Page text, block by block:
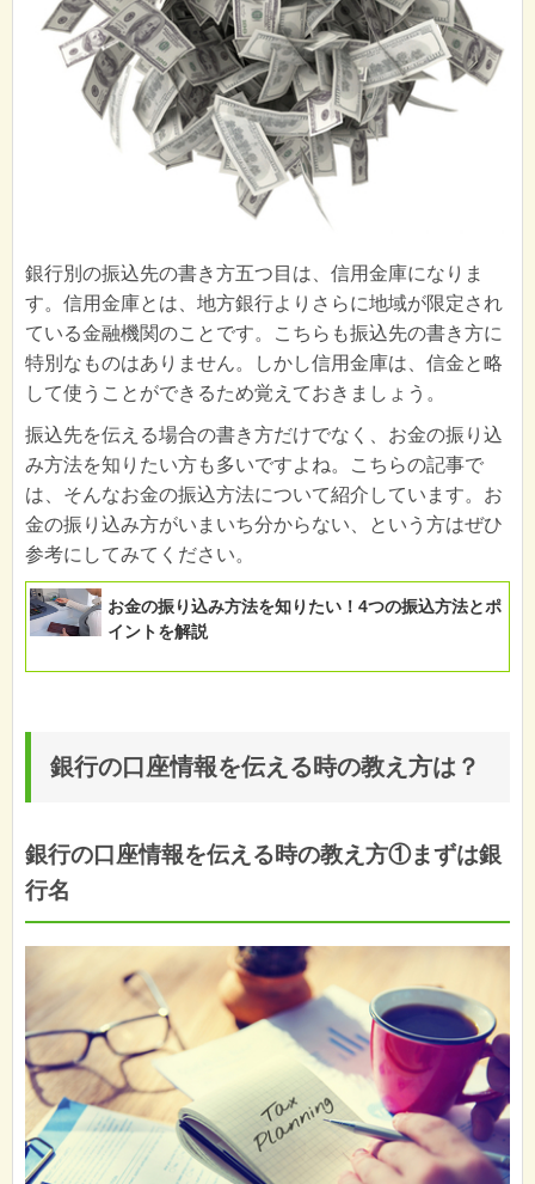
銀行別の振込先の書き方五つ目は、信用金庫になりま
す。信用金庫とは、地方銀行よりさらに地域が限定され
ている金融機関のことです。こちらも振込先の書き方に
特別なものはありません。しかし信用金庫は、信金と略
して使うことができるため覚えておきましょう。
振込先を伝える場合の書き方だけでなく、お金の振り込
み方法を知りたい方も多いですよね。こちらの記事で
は、そんなお金の振込方法について紹介しています。お
金の振り込み方がいまいち分からない、という方はぜひ
参考にしてみてください。
お金の振り込み方法を知りたい！4つの振込方法とポ
イントを解説
銀行の口座情報を伝える時の教え方は？
銀行の口座情報を伝える時の教え方①まずは銀
行名